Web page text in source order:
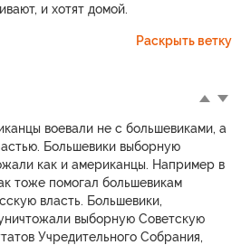
и хотят домой.
Раскрыть ветку
воевали не с большевиками, а
Большевики выборную
как и американцы. Например в
тоже помогал большевикам
власть. Большевики,
выборную Советскую
Учредительного Собрания,